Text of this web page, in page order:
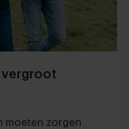
vergroot
moeten zorgen